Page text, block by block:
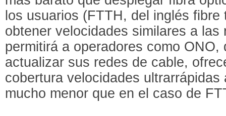
los usuarios (FTTH, del inglés
obtener velocidades similares a
permitirá a operadores como ONO,
actualizar sus redes de cable,
cobertura velocidades
mucho menor que en el caso de